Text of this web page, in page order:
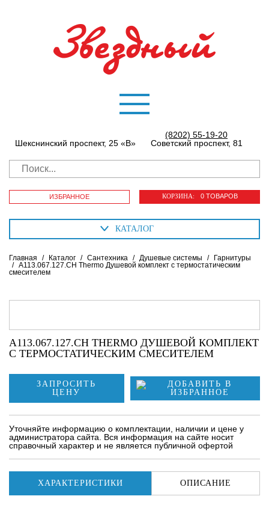
Шекснинский проспект, 25 «В»
(8202) 55-19-20
Советский проспект, 81
ИЗБРАННОЕ КОРЗИНА: 0 ТОВАРОВ
КАТАЛОГ
Главная / Каталог / Сантехника / Душевые системы /
Гарнитуры
/ A113.067.127.CH Thermo Душевой комплект с термостатическим
смесителем
A113.067.127.CH THERMO ДУШЕВОЙ КОМПЛЕКТ
С ТЕРМОСТАТИЧЕСКИМ СМЕСИТЕЛЕМ
ЗАПРОСИТЬ
ЦЕНУ
Уточняйте информацию о комплектации, наличии и цене у
администратора сайта. Вся информация на сайте носит
справочный характер и не является публичной офертой
ХАРАКТЕРИСТИКИ ОПИСАНИЕ